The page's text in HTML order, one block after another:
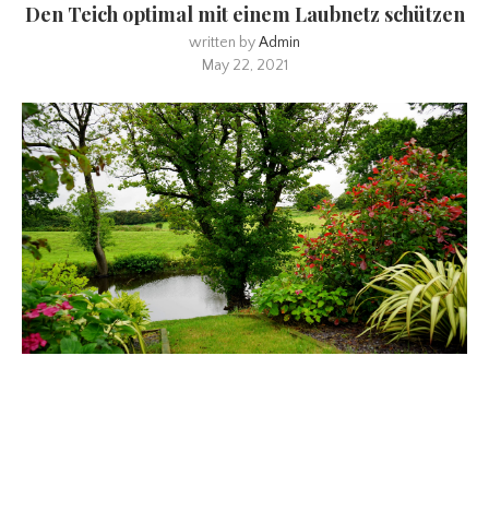
Den Teich optimal mit einem Laubnetz schützen
written byAdmin
May 22, 2021